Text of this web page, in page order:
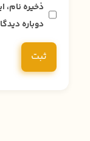
ذخیره نام،
دوباره